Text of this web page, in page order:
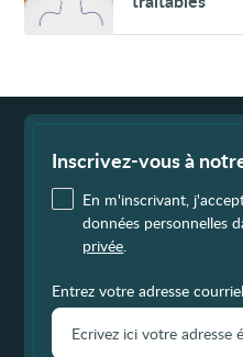
mémoire :
causes
Inscrivez-vous à
En m'inscrivant,
données personnelles
privée
Entrez votre adresse courriel